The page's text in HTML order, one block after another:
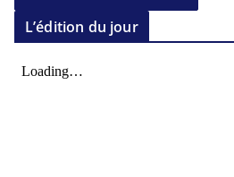
L’édition du jour